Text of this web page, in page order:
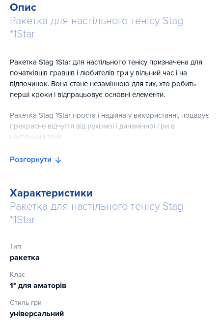
Опис
Ракетка для настільного тенісу Stag
*1Star
Ракетка Stag 1Star для настільного тенісу призначена для
початківців гравців і любителів гри у вільний час і на
відпочинок. Вона стане незамінною для тих, хто робить
перші кроки і відпрацьовує основні елементи.
Ракетка Stag 1Star проста і надійна у використанні, подарує
прекрасне відчуття від рухомої і динамічної гри в
настільний теніс.
Розгорнути
Характеристики
Ракетка для настільного тенісу Stag
*1Star
Тип
ракетка
Клас
1* для аматорів
Стиль гри
універсальний